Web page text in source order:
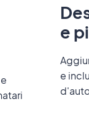
e
e